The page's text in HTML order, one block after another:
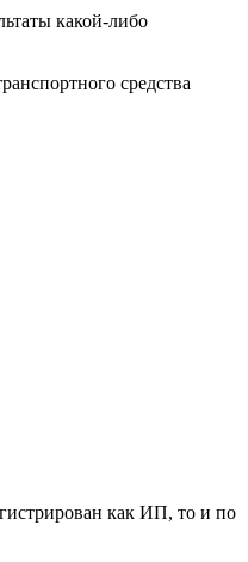
какой-либо
средства
как ИП, то и по